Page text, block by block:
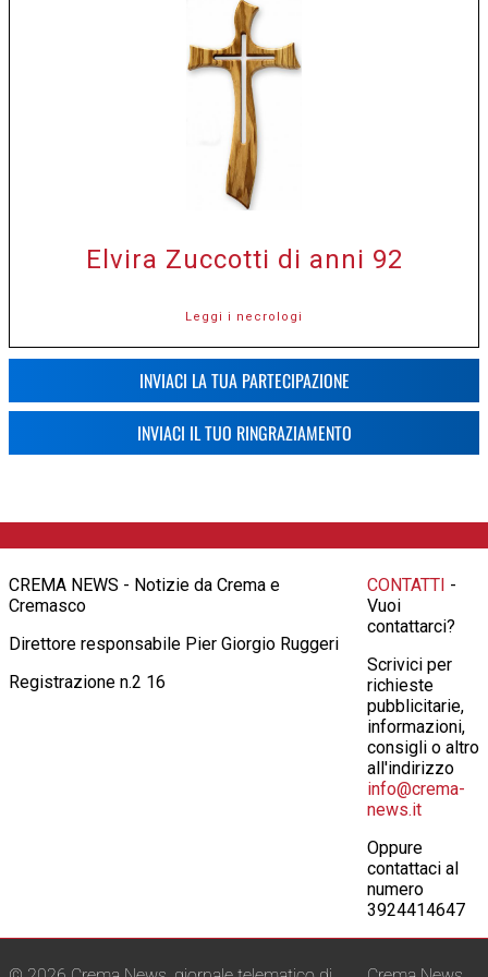
Elvira Zuccotti di anni 92
Leggi i necrologi
INVIACI LA TUA PARTECIPAZIONE
INVIACI IL TUO RINGRAZIAMENTO
CREMA NEWS - Notizie da Crema e
Cremasco
Direttore responsabile Pier Giorgio Ruggeri
Registrazione n.2 16
CONTATTI -
Vuoi
contattarci?
Scrivici per
richieste
pubblicitarie,
informazioni,
consigli o altro
all'indirizzo
info@crema-
news.it
Oppure
contattaci al
numero
3924414647